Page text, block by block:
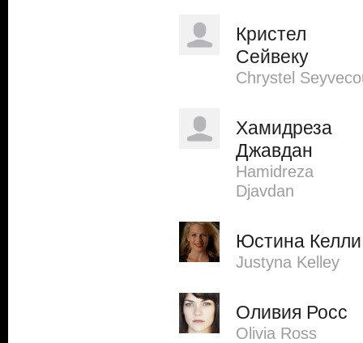
Кристел
Сейвеку
Chrystel
Хамидреза
Джавдан
Hamidreza
Djavdan
Юстина Келли
Justyna Kelley
Оливия Росс
Olivia Ross